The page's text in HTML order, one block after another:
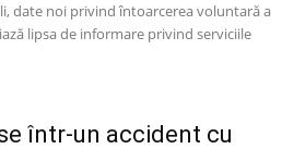
date noi privind întoarcerea voluntară a
lipsa de informare privind serviciile
într-un accident cu